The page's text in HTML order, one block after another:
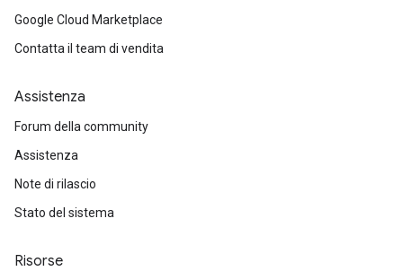
Google Cloud Marketplace
Contatta il team di vendita
Assistenza
Forum della community
Assistenza
Note di rilascio
Stato del sistema
Risorse